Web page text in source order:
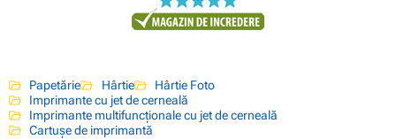
Papetărie Hârtie
Hârtie Foto
Imprimante cu jet de cerneală
Imprimante multifuncționale cu jet de cerneală
Cartușe de imprimantă